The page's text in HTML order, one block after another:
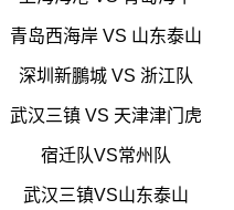
青岛西海岸 VS 山东泰山
深圳新鵬城 VS 浙江队
武汉三镇 VS 天津津门虎
宿迁队VS常州队
武汉三镇VS山东泰山